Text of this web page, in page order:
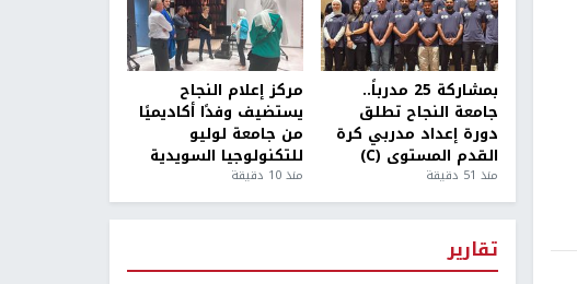
بمشاركة 25 مدرباً..
جامعة النجاح تطلق
دورة إعداد مدربي كرة
القدم المستوى (C)
منذ 51 دقيقة
مركز إعلام النجاح
يستضيف وفدًا أكاديميًا
من جامعة لوليو
للتكنولوجيا السويدية
منذ 10 دقيقة
تقارير